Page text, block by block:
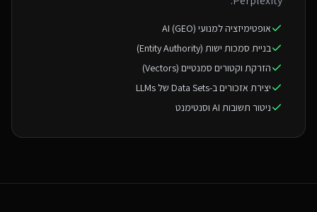
אופטימיזציה למנועי AI (GEO)
בניית סמכות ישות (Entity Authority)
הזרקת וקטורים סמנטיים (Vectors)
יצירת אזכורים ב-Data Sets של LLMs
ניטור תשובות AI וסנטימנט